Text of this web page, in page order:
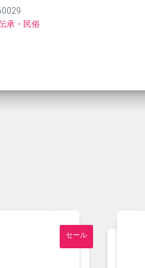
承・民俗
セール